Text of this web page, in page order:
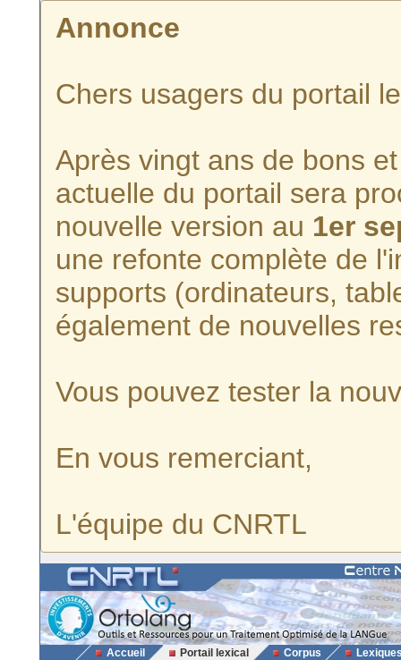
Annonce
Chers usagers du portail
Après vingt ans de bons
actuelle du portail sera
nouvelle version au 1er
une refonte complète de
supports (ordinateurs,
également de nouvelles
Vous pouvez tester la
En vous remerciant,
L'équipe du CNRTL
Accueil Portail lexical Corpus